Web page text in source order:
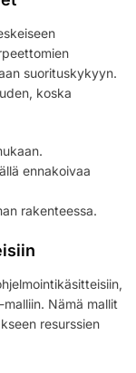
suorituskykyyn.
koska
ennakoivaa
rakenteessa.
Nämä mallit
resurssien